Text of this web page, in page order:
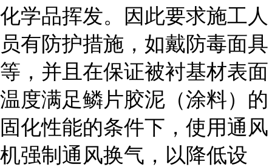
化学品挥发。因此要求施工人
员有防护措施，如戴防毒面具
等，并且在保证被衬基材表面
温度满足鳞片胶泥（涂料）的
固化性能的条件下，使用通风
机强制通风换气，以降低设